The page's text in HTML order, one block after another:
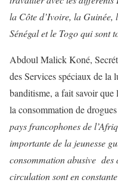
la Côte d’Ivoire, la
Sénégal et le Togo qui sont
Abdoul Malick Koné,
des Services spéciaux de la
banditisme, a fait savoir que
la consommation de
pays francophones de
importante de la jeunesse
consommation abusive des
circulation sont en